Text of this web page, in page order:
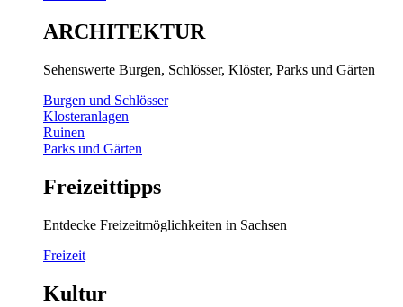
ARCHITEKTUR
Sehenswerte Burgen, Schlösser, Klöster, Parks und Gärten
Burgen und Schlösser
Klosteranlagen
Ruinen
Parks und Gärten
Freizeittipps
Entdecke Freizeitmöglichkeiten in Sachsen
Freizeit
Kultur